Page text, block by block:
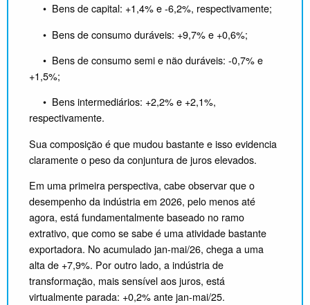
• Bens de capital: +1,4% e -6,2%, respectivamente;
• Bens de consumo duráveis: +9,7% e +0,6%;
• Bens de consumo semi e não duráveis: -0,7% e
+1,5%;
• Bens intermediários: +2,2% e +2,1%,
respectivamente.
Sua composição é que mudou bastante e isso evidencia
claramente o peso da conjuntura de juros elevados.
Em uma primeira perspectiva, cabe observar que o
desempenho da indústria em 2026, pelo menos até
agora, está fundamentalmente baseado no ramo
extrativo, que como se sabe é uma atividade bastante
exportadora. No acumulado jan-mai/26, chega a uma
alta de +7,9%. Por outro lado, a indústria de
transformação, mais sensível aos juros, está
virtualmente parada: +0,2% ante jan-mai/25.